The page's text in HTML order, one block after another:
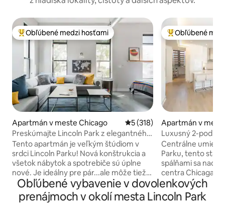
Najobľúbenejšie medzi hosťami
Obľúbené medzi hosťami
Apartmán v meste Chicago Priemerné ohodnotenie 5 z
5 (318)
Preskúmajte Lincoln Park z elegantného
apartmánu
Tento apartmán je veľkým štúdiom v
srdci Lincoln Parku! Nová konštrukcia a
všetok nábytok a spotrebiče sú úplne
nové. Je ideálny pre pár...ale môže tiež
spať 3 - 4 na dievčenský výlet alebo
rodinu s malými deťmi. Zadajte kód
osobného kódového zámku, ktorý vám
Najobľúbenejšie
Obľúbené
Apartmán v
Luxusný 2-
spálňami a 3
Centrálne
Parku, tento
spálňami sa
centra Chicaga,
Lincoln Park, pri
reštaurácií a
luxusný dizajnový
Obľúbené vybavenie v dovolenkových
prenájmoch v okolí mesta Lincoln Park